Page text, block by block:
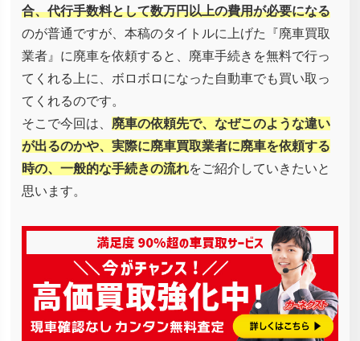
合、代行手数料として数万円以上の費用が必要になる
のが普通ですが、本稿のタイトルに上げた『廃車買取
業者』に廃車を依頼すると、廃車手続きを無料で行っ
てくれる上に、ボロボロになった自動車でも買い取っ
てくれるのです。
そこで今回は、 廃車の依頼先で、なぜこのような違い
が出るのかや、実際に廃車買取業者に廃車を依頼する
時の、一般的な手続きの流れをご紹介していきたいと
思います。